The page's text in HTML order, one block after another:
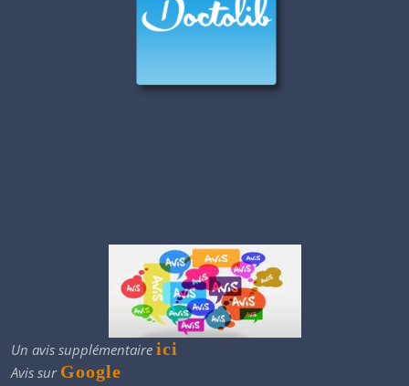
Un avis supplémentaire ici
Avis sur Google